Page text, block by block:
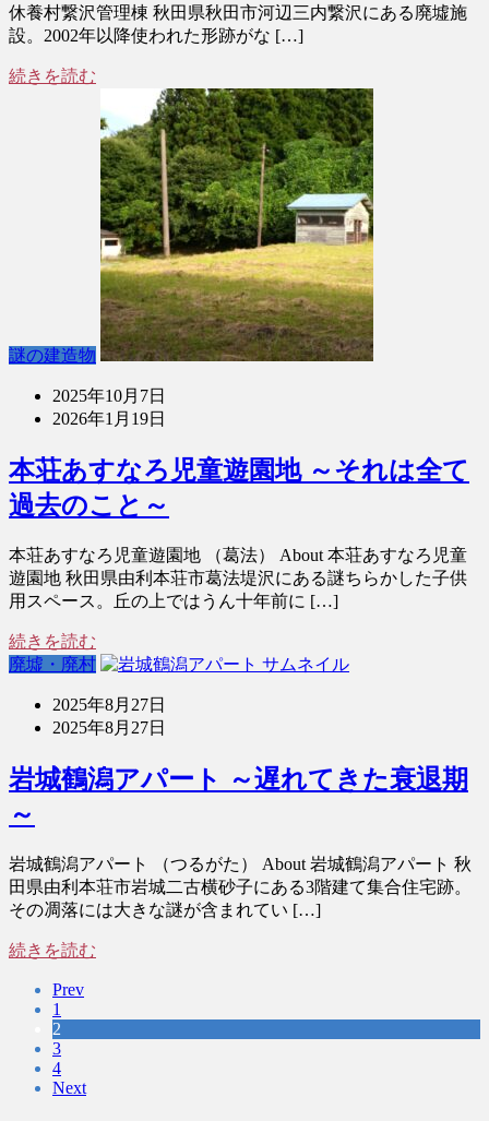
休養村繋沢管理棟 秋田県秋田市河辺三内繋沢にある廃墟施
設。2002年以降使われた形跡がな […]
続きを読む
謎の建造物
2025年10月7日
2026年1月19日
本荘あすなろ児童遊園地 ～それは全て
過去のこと～
本荘あすなろ児童遊園地 （葛法） About 本荘あすなろ児童
遊園地 秋田県由利本荘市葛法堤沢にある謎ちらかした子供
用スペース。丘の上ではうん十年前に […]
続きを読む
廃墟・廃村
2025年8月27日
2025年8月27日
岩城鶴潟アパート ～遅れてきた衰退期
～
岩城鶴潟アパート （つるがた） About 岩城鶴潟アパート 秋
田県由利本荘市岩城二古横砂子にある3階建て集合住宅跡。
その凋落には大きな謎が含まれてい […]
続きを読む
Prev
1
2
3
4
Next